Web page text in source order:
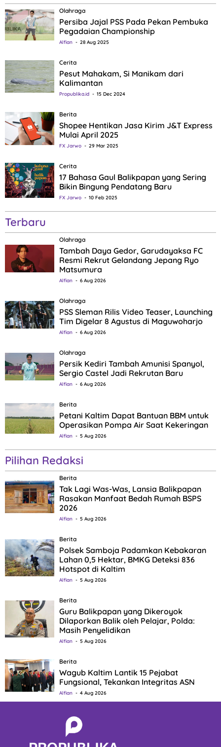
Olahraga
Persiba Jajal PSS Pada Pekan Pembuka
Pegadaian Championship
Alfian 28 Aug 2025
Cerita
Pesut Mahakam, Si Manikam dari
Kalimantan
Propublika.id 15 Dec 2024
Berita
Shopee Hentikan Jasa Kirim J&T Express
Mulai April 2025
FX Jarwo 29 Mar 2025
Cerita
17 Bahasa Gaul Balikpapan yang Sering
Bikin Bingung Pendatang Baru
FX Jarwo 10 Feb 2025
Terbaru
Olahraga
Tambah Daya Gedor, Garudayaksa FC
Resmi Rekrut Gelandang Jepang Ryo
Matsumura
Alfian 6 Aug 2026
Olahraga
PSS Sleman Rilis Video Teaser, Launching
Tim Digelar 8 Agustus di Maguwoharjo
Alfian 6 Aug 2026
Olahraga
Persik Kediri Tambah Amunisi Spanyol,
Sergio Castel Jadi Rekrutan Baru
Alfian 6 Aug 2026
Berita
Petani Kaltim Dapat Bantuan BBM untuk
Operasikan Pompa Air Saat Kekeringan
Alfian 5 Aug 2026
Pilihan Redaksi
Berita
Tak Lagi Was-Was, Lansia Balikpapan
Rasakan Manfaat Bedah Rumah BSPS
2026
Alfian 5 Aug 2026
Berita
Polsek Samboja Padamkan Kebakaran
Lahan 0,5 Hektar, BMKG Deteksi 836
Hotspot di Kaltim
Alfian 5 Aug 2026
Berita
Guru Balikpapan yang Dikeroyok
Dilaporkan Balik oleh Pelajar, Polda:
Masih Penyelidikan
Alfian 5 Aug 2026
Berita
Wagub Kaltim Lantik 15 Pejabat
Fungsional, Tekankan Integritas ASN
Alfian 4 Aug 2026